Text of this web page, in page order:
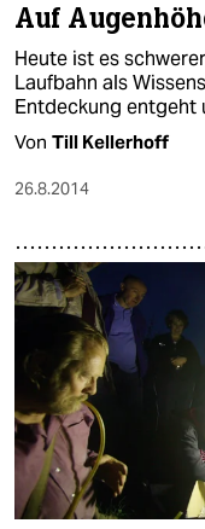
Auf
Heute ist es
Laufbahn als
Entdeckung entgeht
Von Till Kellerhoff
26.8.2014